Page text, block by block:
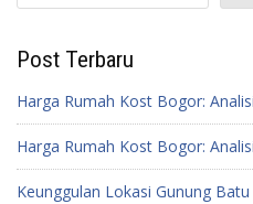
Post Terbaru
Harga Rumah Kost Bogor:
Harga Rumah Kost Bogor:
Keunggulan Lokasi Gunung